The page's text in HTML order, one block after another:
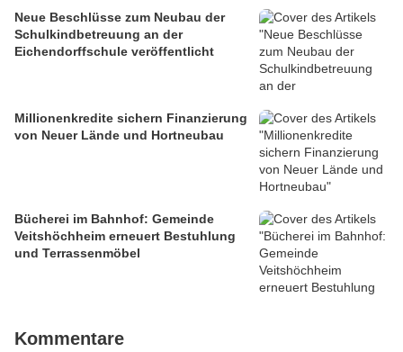
Neue Beschlüsse zum Neubau der
Schulkindbetreuung an der
Eichendorffschule veröffentlicht
Millionenkredite sichern Finanzierung
von Neuer Lände und Hortneubau
Bücherei im Bahnhof: Gemeinde
Veitshöchheim erneuert Bestuhlung
und Terrassenmöbel
Kommentare